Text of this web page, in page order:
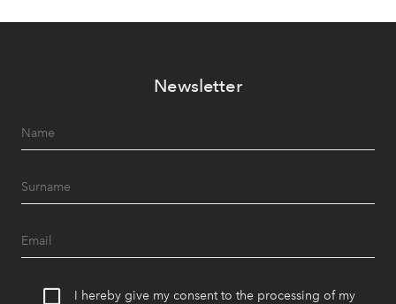
devam ediyor.
Newsletter
I hereby give my consent to the processing of my